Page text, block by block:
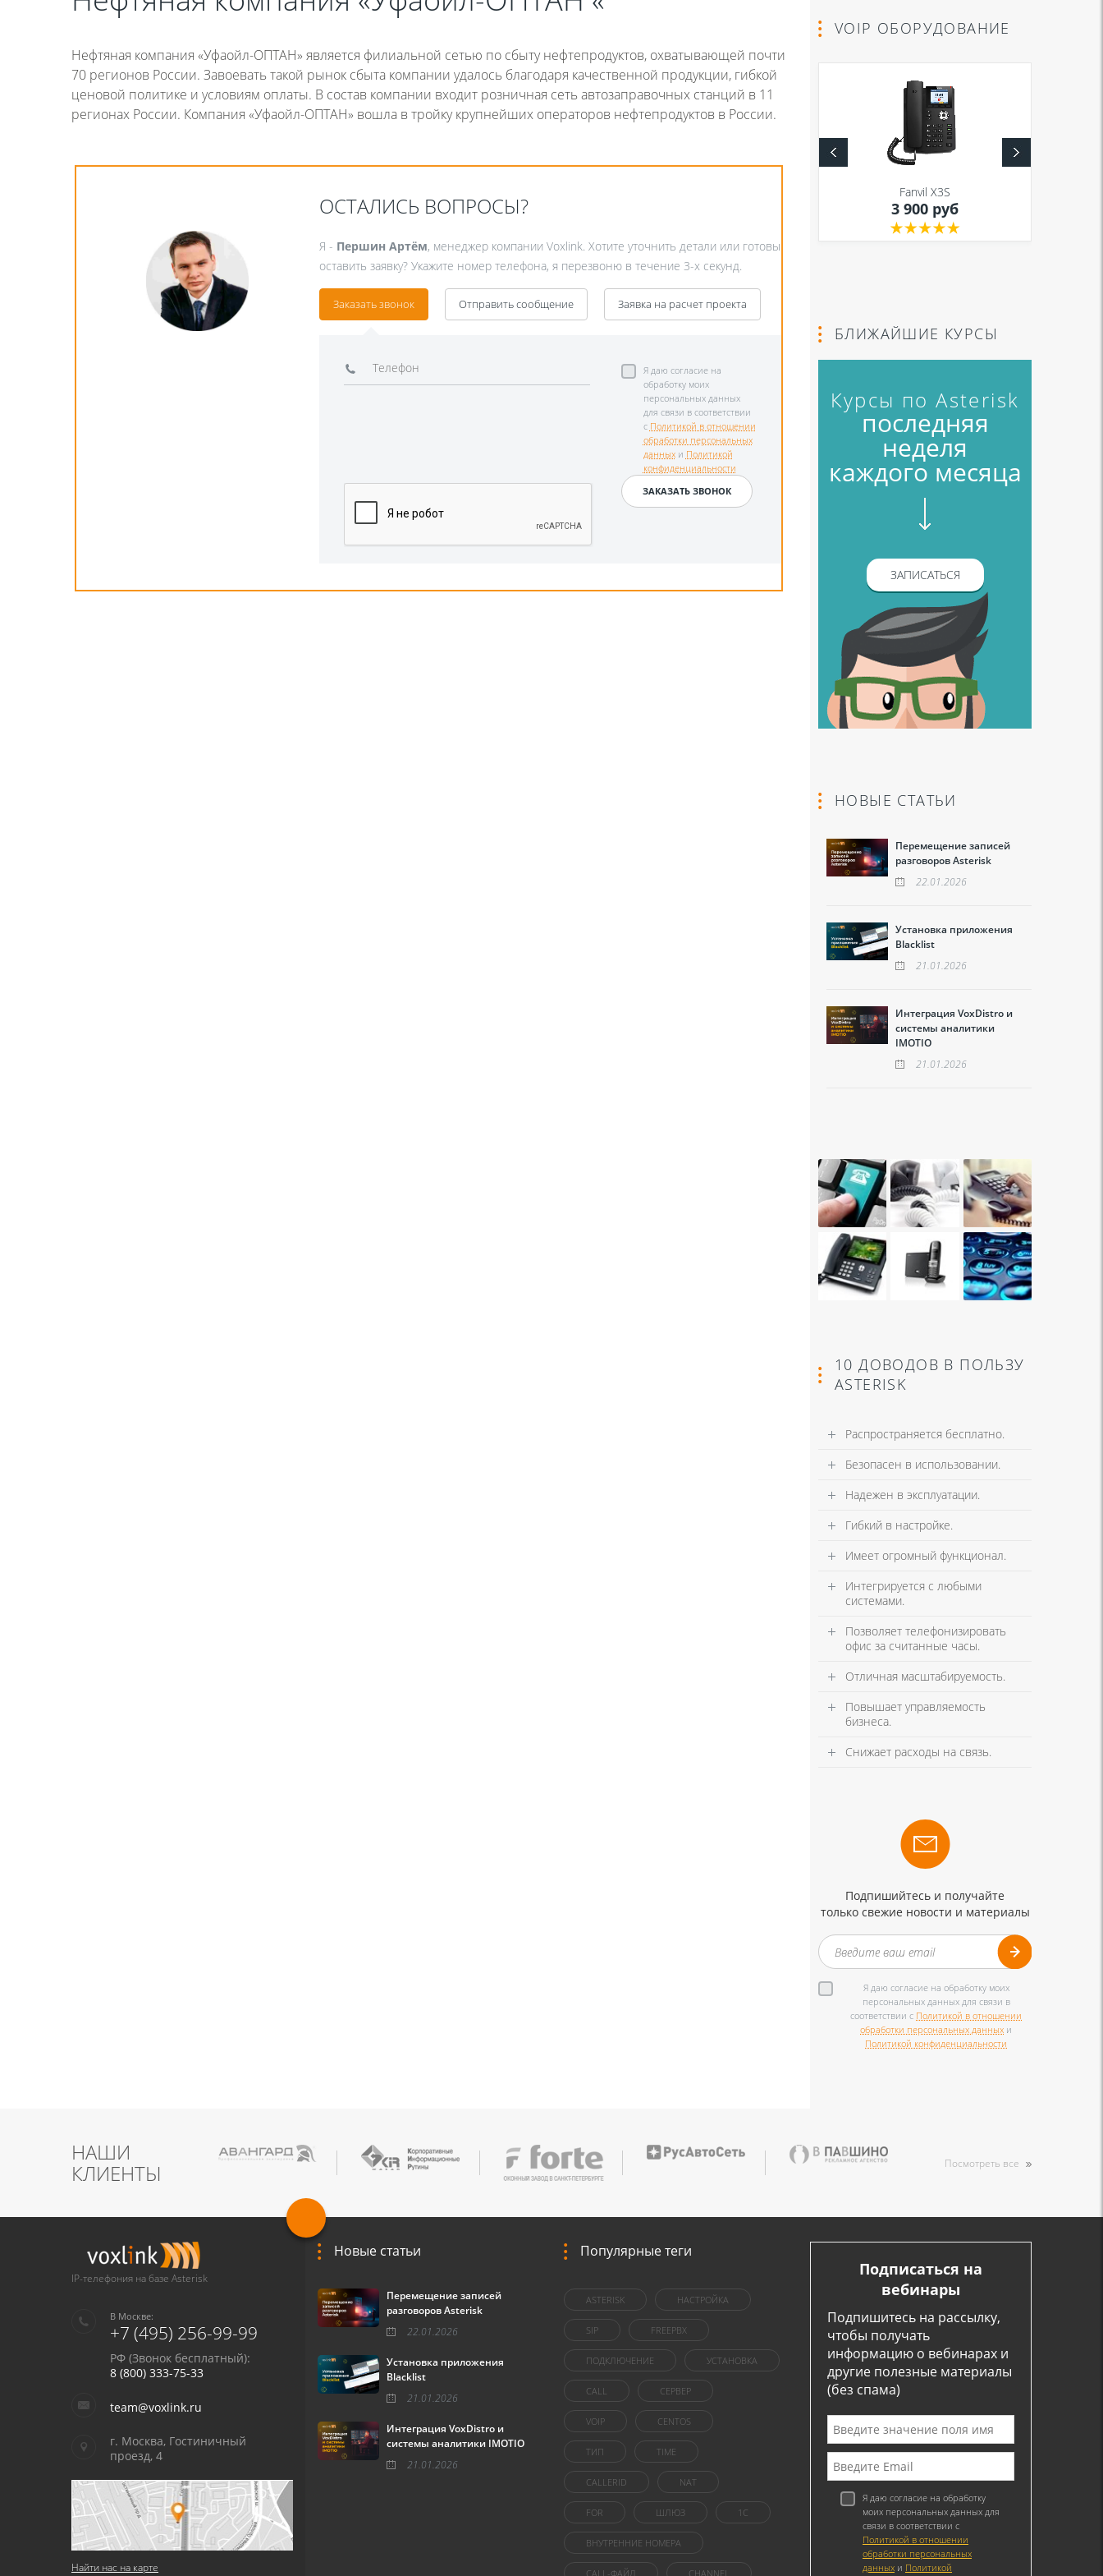
Нефтяная компания «Уфаойл-ОПТАН» является филиальной сетью по сбыту нефтепродуктов, охватывающей почти
70 регионов России. Завоевать такой рынок сбыта компании удалось благодаря качественной продукции, гибкой
ценовой политике и условиям оплаты. В состав компании входит розничная сеть автозаправочных станций в 11
регионах России. Компания «Уфаойл-ОПТАН» вошла в тройку крупнейших операторов нефтепродуктов в России.
ОСТАЛИСЬ ВОПРОСЫ?
Я - Першин Артём, менеджер компании Voxlink. Хотите уточнить детали или готовы
оставить заявку? Укажите номер телефона, я перезвоню в течение 3-х секунд.
Заказать звонок
Я даю согласие на
обработку моих
персональных данных
для связи в соответствии
с Политикой в отношении
обработки персональных
данныхи Политикой
конфиденциальности
Отправить сообщение Заявка на расчет проекта
VOIP ОБОРУДОВАНИЕ
Fanvil X3S
3 900 руб
БЛИЖАЙШИЕ КУРСЫ
Курсы по Asterisk
последняя
неделя
каждого месяца
ЗАПИСАТЬСЯ
НОВЫЕ СТАТЬИ
Перемещение записей
разговоров Asterisk
22.01.2026
Установка приложения
Blacklist
21.01.2026
Интеграция VoxDistro и
системы аналитики
IMOTIO
21.01.2026
10 ДОВОДОВ В ПОЛЬЗУ
ASTERISK
Распространяется бесплатно.
Безопасен в использовании.
Надежен в эксплуатации.
Гибкий в настройке.
Имеет огромный функционал.
Интегрируется с любыми
системами.
Позволяет телефонизировать
офис за считанные часы.
Отличная масштабируемость.
Повышает управляемость
бизнеса.
Снижает расходы на связь.
Подпишийтесь и получайте
только свежие новости и материалы
Я даю согласие на обработку моих
персональных данных для связи в
соответствии с Политикой в отношении
обработки персональных данных и
Политикой конфиденциальности
НАШИ
КЛИЕНТЫ Посмотреть все
IP-телефония на базе Asterisk
В Москве:
+7 (495) 256-99-99
РФ (Звонок бесплатный):
8 (800) 333-75-33
team@voxlink.ru
г. Москва, Гостиничный
проезд, 4
Найти нас на карте
Новые статьи
Перемещение записей
разговоров Asterisk
22.01.2026
Установка приложения
Blacklist
21.01.2026
Интеграция VoxDistro и
системы аналитики IMOTIO
21.01.2026
Популярные теги
ASTERISK НАСТРОЙКА
SIP FREEPBX
ПОДКЛЮЧЕНИЕ УСТАНОВКА
CALL СЕРВЕР
VOIP CENTOS
ТИП TIME
CALLERID NAT
FOR ШЛЮЗ 1C
ВНУТРЕННИЕ НОМЕРА
CALL-ФАЙЛ CHANNEL
Подписаться на
вебинары
Подпишитесь на рассылку,
чтобы получать
информацию о вебинарах и
другие полезные материалы
(без спама)
Я даю согласие на обработку
моих персональных данных для
связи в соответствии с
Политикой в отношении
обработки персональных
данных и Политикой